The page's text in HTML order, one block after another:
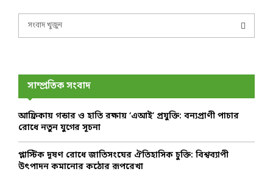
f
r
E
A
সাম্প্রতিক সংবাদ
আফ্রিকায় গন্ডার ও হাতি রক্ষায় ‘এআই’ প্রযুক্তি: বন্যপ্রাণী পাচার
রোধে নতুন যুগের সূচনা
প্লাস্টিক দূষণ রোধে জাতিসংঘের ঐতিহাসিক চুক্তি: বিশ্বব্যাপী
উৎপাদন কমানোর কঠোর রূপরেখা